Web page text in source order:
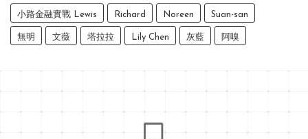
小路金融實戰 Lewis Richard Noreen Suan-san
無明 文薇 塔拉拉 Lily Chen 灰藍 阿嗅